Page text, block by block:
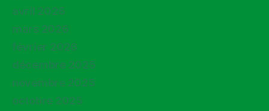
avril 2026
mars 2026
février 2026
décembre 2025
novembre 2025
octobre 2025